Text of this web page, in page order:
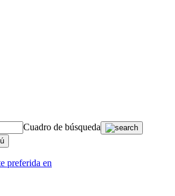
Cuadro de búsqueda
preferida en